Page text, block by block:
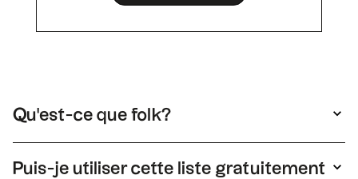
Qu'est-ce que folk?
Puis-je utiliser cette liste gratuitement